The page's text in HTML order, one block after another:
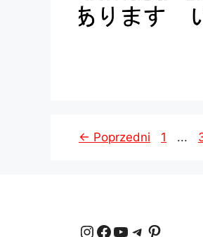
← Poprzedni Strona
1 ...
Instagram Facebook YouTube Telegram Pinterest